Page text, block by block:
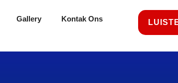
Gallery Kontak Ons